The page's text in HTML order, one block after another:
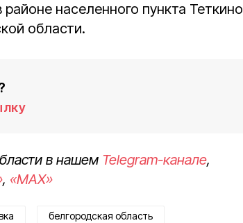
населенного пункта Теткино
области.
в нашем Telegram-канале,
, «MAX»
белгородская область